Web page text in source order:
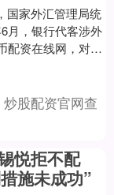
国家外汇管理局统
月，银行代客涉外
配资在线网，对外
。2025年1—6....
炒股配资官网查
悦拒不配
施未成功”